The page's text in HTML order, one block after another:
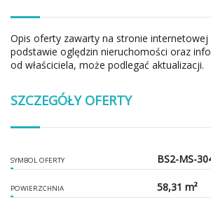
Opis oferty zawarty na stronie internetowej
podstawie oględzin nieruchomości oraz
od właściciela, może podlegać aktualizacji.
SZCZEGÓŁY OFERTY
SYMBOL OFERTY BS2-MS-
POWIERZCHNIA 58,31 m²